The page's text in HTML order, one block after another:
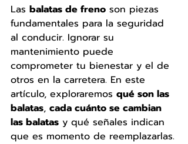
Las balatas de freno son piezas
fundamentales para la seguridad
al conducir. Ignorar su
mantenimiento puede
comprometer tu bienestar y el de
otros en la carretera. En este
artículo, exploraremos qué son las
balatas, cada cuánto se cambian
las balatas y qué señales indican
que es momento de reemplazarlas.